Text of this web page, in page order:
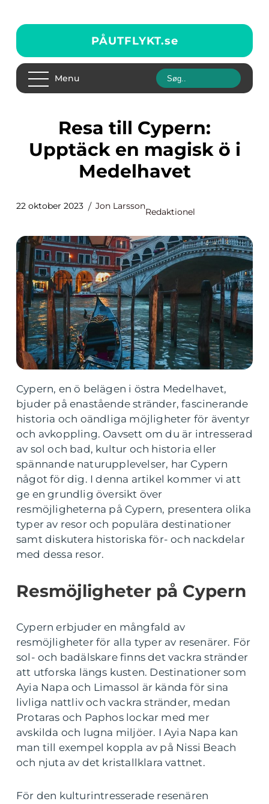
PÅUTFLYKT.se
Menu
Resa till Cypern:
Upptäck en magisk ö i
Medelhavet
22 oktober 2023 Jon Larsson
Redaktionel
Cypern, en ö belägen i östra Medelhavet,
bjuder på enastående stränder, fascinerande
historia och oändliga möjligheter för äventyr
och avkoppling. Oavsett om du är intresserad
av sol och bad, kultur och historia eller
spännande naturupplevelser, har Cypern
något för dig. I denna artikel kommer vi att
ge en grundlig översikt över
resmöjligheterna på Cypern, presentera olika
typer av resor och populära destinationer
samt diskutera historiska för- och nackdelar
med dessa resor.
Resmöjligheter på Cypern
Cypern erbjuder en mångfald av
resmöjligheter för alla typer av resenärer. För
sol- och badälskare finns det vackra stränder
att utforska längs kusten. Destinationer som
Ayia Napa och Limassol är kända för sina
livliga nattliv och vackra stränder, medan
Protaras och Paphos lockar med mer
avskilda och lugna miljöer. I Ayia Napa kan
man till exempel koppla av på Nissi Beach
och njuta av det kristallklara vattnet.
För den kulturintresserade resenären